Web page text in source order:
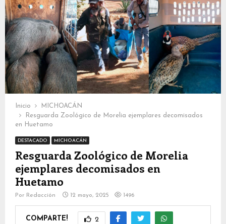
Inicio
MICHOACÁN
Resguarda Zoológico de Morelia ejemplares decomisados
en Huetamo
DESTACADO MICHOACÁN
Resguarda Zoológico de Morelia
ejemplares decomisados en
Huetamo
Por Redacción 12 mayo, 2025 1496
COMPARTE! 2